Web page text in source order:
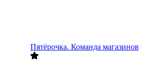
Пятёрочка. Команда магазинов